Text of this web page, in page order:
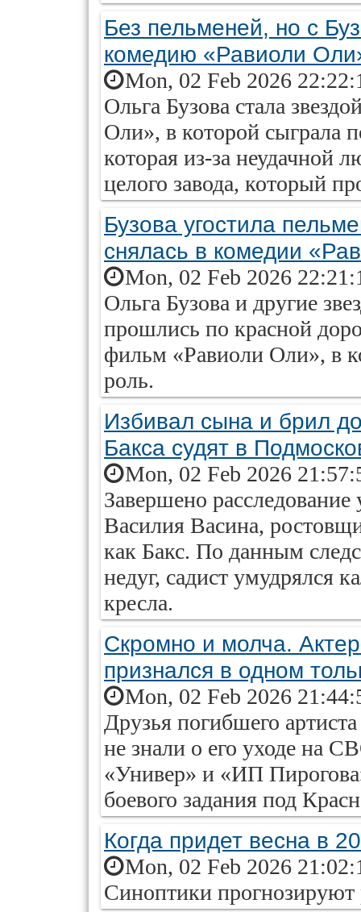
Без пельменей, но с
комедию «Равиоли
Mon, 02 Feb 2026
Ольга Бузова стала
Оли», в которой сыграла
которая из-за неудачной
целого завода, который
Бузова угостила
снялась в комедии
Mon, 02 Feb 2026
Ольга Бузова и другие
прошлись по красной
фильм «Равиоли Оли», в
роль.
Избивал сына и брил
Бакса судят в
Mon, 02 Feb 2026
Завершено
Василия Васина,
как Бакс. По данным
недуг, садист умудрялся
кресла.
Скромно и молча.
признался в одном
Mon, 02 Feb 2026
Друзья погибшего
не знали о его уходе на
«Универ» и «ИП
боевого задания под
Когда придет весна в
Mon, 02 Feb 2026
Синоптики